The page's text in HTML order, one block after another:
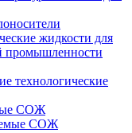
жидкости для
промышленности
технологические
СОЖ
СОЖ